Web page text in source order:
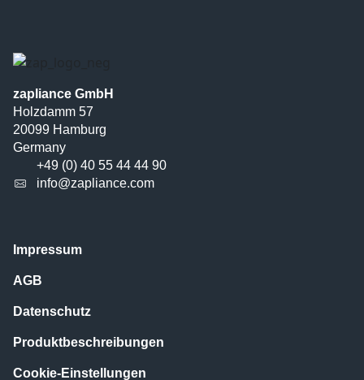
zapliance GmbH
Holzdamm 57
20099 Hamburg
Germany
+49 (0) 40 55 44 44 90
info@zapliance.com
Impressum
AGB
Datenschutz
Produktbeschreibungen
Cookie-Einstellungen